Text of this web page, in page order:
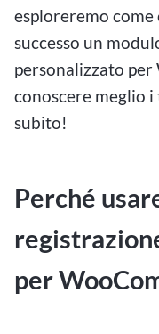
esploreremo
successo un
personalizzato
conoscere meglio
subito!
Perché
per